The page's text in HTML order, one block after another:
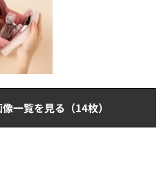
一覧を見る（14枚）